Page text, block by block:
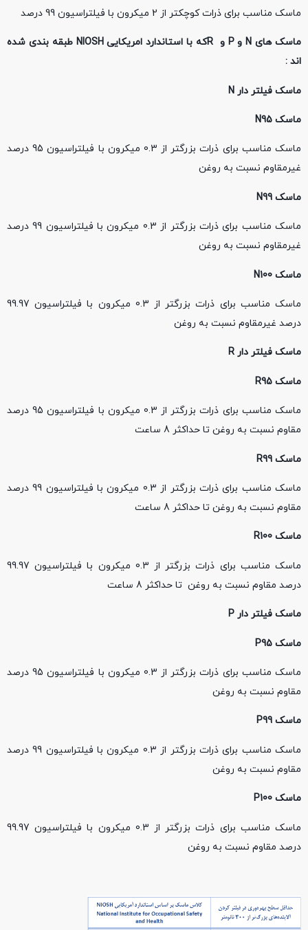
ماسک مناسب برای ذرات کوچکتر از 2 میکرون با فیلتراسیون 99 درصد
ماسک های NوP و که با استاندارد امریکاییNIOSH طبقه بندی شده
اند :
ماسک فیلتر دار N
ماسک N95
ماسک مناسب برای ذرات بزرگتر از 0.3 میکرون با فیلتراسیون 95 درصد
غیرمقاوم نسبت به روغن
ماسک N99
ماسک مناسب برای ذرات بزرگتر از 0.3 میکرون با فیلتراسیون 99 درصد
غیرمقاوم نسبت به روغن
ماسک N100
ماسک مناسب برای ذرات بزرگتر از 0.3 میکرون با فیلتراسیون 99.97
درصد غیرمقاوم نسبت به روغن
ماسک فیلتر دار R
ماسک R95
ماسک مناسب برای ذرات بزرگتر از 0.3 میکرون با فیلتراسیون 95 درصد
مقاوم نسبت به روغن تا حداکثر 8 ساعت
ماسک R99
ماسک مناسب برای ذرات بزرگتر از 0.3 میکرون با فیلتراسیون 99 درصد
مقاوم نسبت به روغن تا حداکثر 8 ساعت
ماسک R100
ماسک مناسب برای ذرات بزرگتر از 0.3 میکرون با فیلتراسیون 99.97
درصد مقاوم نسبت به روغن تا حداکثر 8 ساعت
ماسک فیلتر دار P
ماسک P95
ماسک مناسب برای ذرات بزرگتر از 0.3 میکرون با فیلتراسیون 95 درصد
مقاوم نسبت به روغن
ماسک P99
ماسک مناسب برای ذرات بزرگتر از 0.3 میکرون با فیلتراسیون 99 درصد
مقاوم نسبت به روغن
ماسک P100
ماسک مناسب برای ذرات بزرگتر از 0.3 میکرون با فیلتراسیون 99.97
درصد مقاوم نسبت به روغن